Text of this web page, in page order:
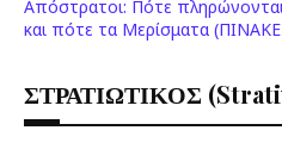
Aπόστρατοι: Πότε πληρώνονται
και πότε τα Μερίσματα
ΣΤΡΑΤΙΩΤΙΚΟΣ